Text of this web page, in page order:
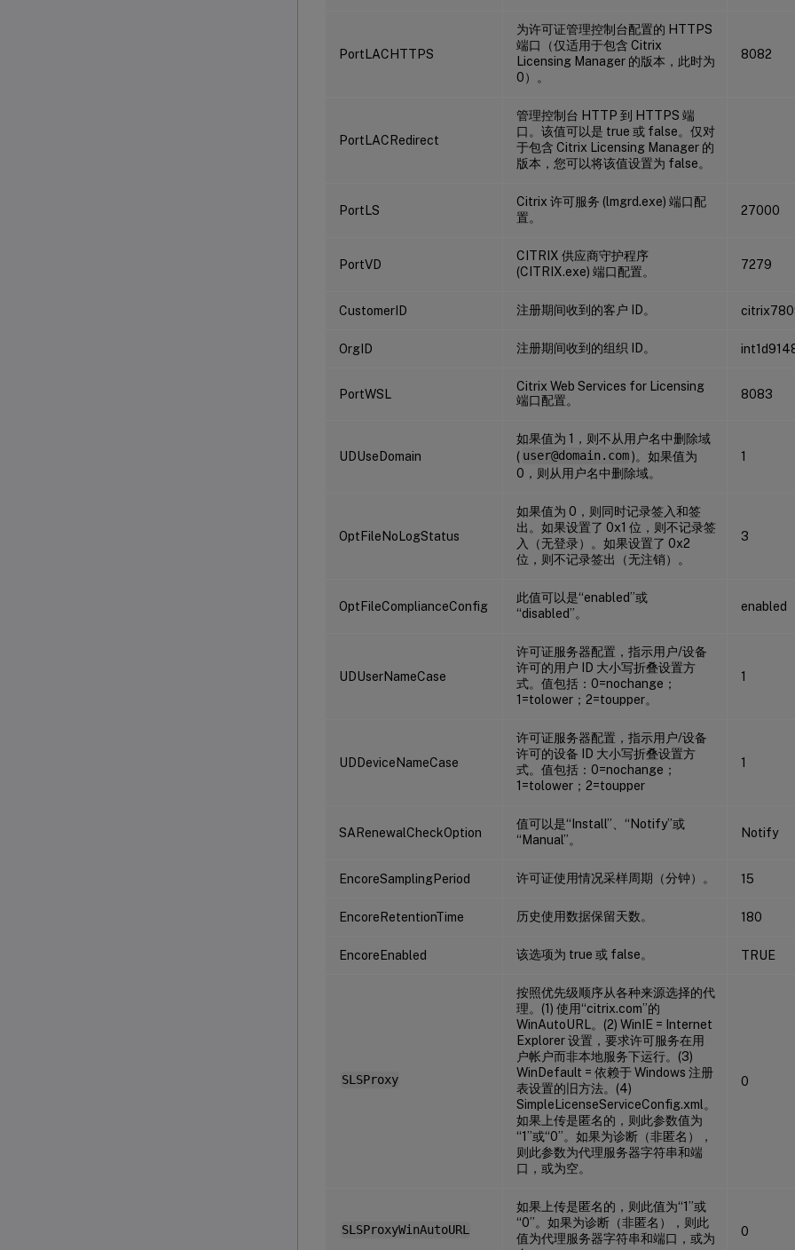
PortLACHTTPS
为许可证管理控制台配置的 HTTPS
端口（仅适用于包含 Citrix
Licensing Manager 的版本，此时为
0）。
8082
PortLACRedirect
管理控制台 HTTP 到 HTTPS 端
口。该值可以是 true 或 false。仅对
于包含 Citrix Licensing Manager 的
版本，您可以将该值设置为 false。
PortLS
Citrix 许可服务 (lmgrd.exe) 端口配
置。
27000
PortVD
CITRIX 供应商守护程序
(CITRIX.exe) 端口配置。
7279
CustomerID 注册期间收到的客户 ID。
OrgID 注册期间收到的组织 ID。
PortWSL
Citrix Web Services for Licensing
端口配置。
8083
UDUseDomain
如果值为 1，则不从用户名中删除域
( user@domain.com)。如果值为
0，则从用户名中删除域。
1
OptFileNoLogStatus
如果值为 0，则同时记录签入和签
出。如果设置了 0x1 位，则不记录签
入（无登录）。如果设置了 0x2
位，则不记录签出（无注销）。
3
OptFileComplianceConfig
此值可以是“enabled”或
“disabled”。
enabled
UDUserNameCase
许可证服务器配置，指示用户/设备
许可的用户 ID 大小写折叠设置方
式。值包括：0=nochange；
1=tolower；2=toupper。
1
UDDeviceNameCase
许可证服务器配置，指示用户/设备
许可的设备 ID 大小写折叠设置方
式。值包括：0=nochange；
1=tolower；2=toupper
1
SARenewalCheckOption
值可以是“Install”、“Notify”或
“Manual”。
Notify
EncoreSamplingPeriod 许可证使用情况采样周期（分钟）。 15
EncoreRetentionTime 历史使用数据保留天数。 180
EncoreEnabled 该选项为 true 或 false。 TRUE
SLSProxy
按照优先级顺序从各种来源选择的代
理。(1) 使用“citrix.com”的
WinAutoURL。(2) WinIE = Internet
Explorer 设置，要求许可服务在用
户帐户而非本地服务下运行。(3)
WinDefault = 依赖于 Windows 注册
表设置的旧方法。(4)
SimpleLicenseServiceConfig.xml。
如果上传是匿名的，则此参数值为
“1”或“0”。如果为诊断（非匿名），
则此参数为代理服务器字符串和端
口，或为空。
0
SLSProxyWinAutoURL
如果上传是匿名的，则此值为“1”或
“0”。如果为诊断（非匿名），则此
值为代理服务器字符串和端口，或为
0